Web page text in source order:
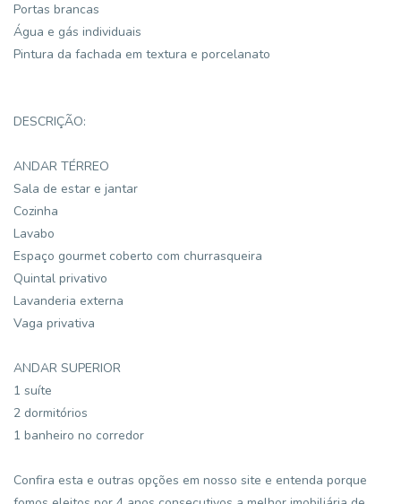
Portas brancas
Água e gás individuais
Pintura da fachada em textura e porcelanato
DESCRIÇÃO:
ANDAR TÉRREO
Sala de estar e jantar
Cozinha
Lavabo
Espaço gourmet coberto com churrasqueira
Quintal privativo
Lavanderia externa
Vaga privativa
ANDAR SUPERIOR
1 suíte
2 dormitórios
1 banheiro no corredor
Confira esta e outras opções em nosso site e entenda porque